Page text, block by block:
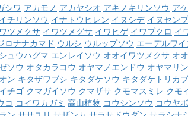
シワ アカモノ アカヤシオ アキノキリンソウ ア
イチリンソウ イナトウヒレン イヌシデ イヌセン
ツメクサ イワツメグサ イワヒゲ イワブクロ イ
ロナナカマド ウルシ ウルップソウ エーデルワイ
ュウハグマ エンレイソウ オオイワツメクサ オ
ソウ オタカラコウ オヤマノエンドウ オヤマリ
ン キタザワブシ キタダケソウ キタダケトリカ
チゴ クマガイソウ クマザサ クモマスミレ クモ
コ コイワカガミ 高山植物 コウシンソウ コウヤ